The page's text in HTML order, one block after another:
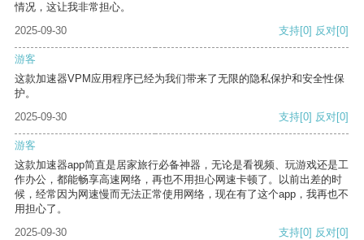
情况，这让我非常担心。
2025-09-30
支持[0] 反对[0]
游客
这款加速器VPM应用程序已经为我们带来了无限的隐私保护和安全性保
护。
2025-09-30
支持[0] 反对[0]
游客
这款加速器app简直是居家旅行必备神器，无论是看视频、玩游戏还是工
作办公，都能畅享高速网络，再也不用担心网速卡顿了。以前出差的时
候，经常因为网速慢而无法正常使用网络，现在有了这个app，我再也不
用担心了。
2025-09-30
支持[0] 反对[0]